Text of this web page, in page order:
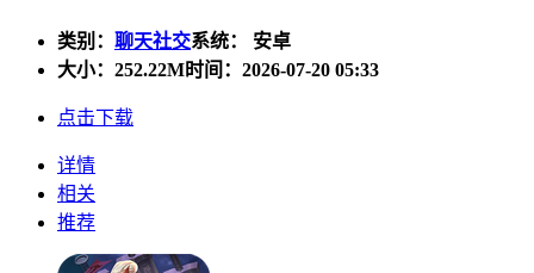
类别： 聊天社交系统： 安卓
大小： 252.22M时间：2026-07-20 05:33
点击下载
详情
相关
推荐